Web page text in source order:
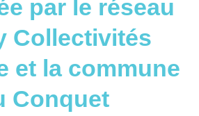
par le réseau
Collectivités
et la commune
Conquet